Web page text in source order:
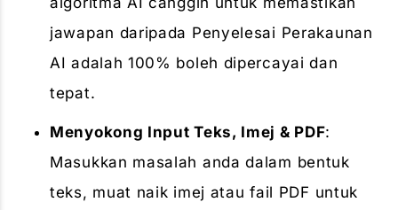
jawapan daripada Penyelesai Perakaunan
AI adalah 100% boleh dipercayai dan
tepat.
Menyokong Input Teks, Imej & PDF:
Masukkan masalah anda dalam bentuk
teks, muat naik imej atau fail PDF untuk